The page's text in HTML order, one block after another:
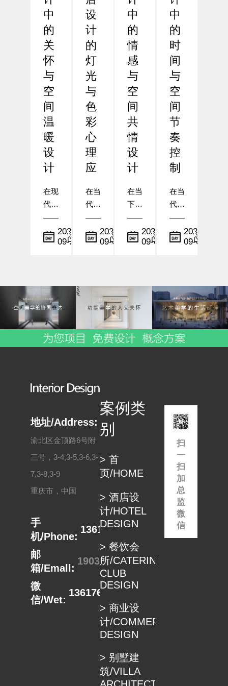
中
的
关
怀
与
空
间
温
暖
设
计
在现
代酒
店设
计
中，
形式
与功
能的
结
合，
情感
与文
表
尤其
在...
2025-
09-22
小
编
设
计
的
灯
光
与
色
彩
心
理
应
在当
代酒
店设
计
中，
空间
的展
现手
影响
顾客
绪、
行为
与
体...
2025-
09-06
小
编
中
的
情
感
与
空
间
共
情
设
计
在当
下的
酒店
设计
行业
空间
能力
正逐
造与
2025-
09-06
小
编
中
的
时
间
与
空
间
节
奏
控
制
在当
代酒
店设
计
中，
节奏
控制
不仅
是美
学与
用户
体验
层...
2025-
09-05
地址/Address:
渝北区金顶路6号附
三号，3-4,3-5,3-6,3-
7,3-8,3-9
重庆市，中国
手
机/Phone:
13617680498
邮
箱/Emall:
1903332889@qq.com
微
信/Wet:
13617680498
案例类
别
> 首
页/HOME
> 酒店设
计/HOTEL
DESIGN
> 餐饮会
所/CATERING
CLUB
DESIGN
> 商业设
计/COMMERCIAL
DESIGN
> 别墅建
筑/VILLA
扫
一
扫
加
总
监
微
信